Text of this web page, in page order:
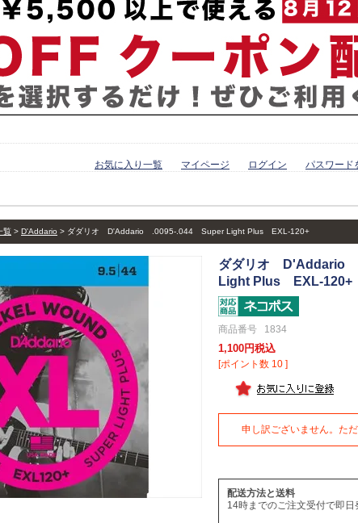
お気に入り一覧 マイページ ログイン パスワード
覧 D'Addario ダダリオ D'Addario .0095-.044 Super Light Plus EXL-120+
ダダリオ D'Addario
Light Plus EXL-120+
商品番号 1834
1,100 税込
[ポイント数 10 ]
申し訳ございません。た
配送方法と送料
14時までのご注文受付で即